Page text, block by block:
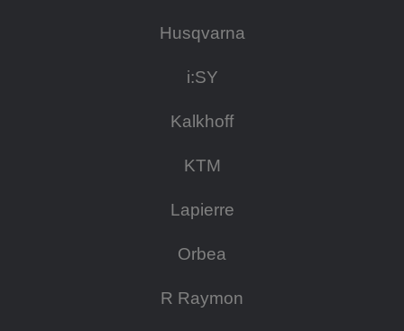
Husqvarna
i:SY
Kalkhoff
KTM
Lapierre
Orbea
R Raymon